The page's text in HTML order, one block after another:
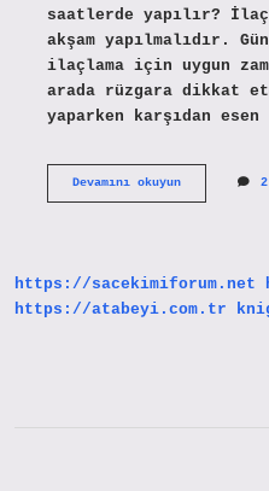
saatlerde yapılır?
akşam yapılmalıdır.
ilaçlama için uygun
arada rüzgara dikkat
yaparken karşıdan
Devamını okuyunZirai
https://sacekimiforum.net
https://atabeyi.com.tr